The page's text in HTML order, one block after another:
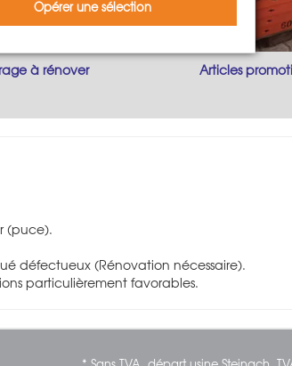
à rénover Articles
(puce).
défectueux (Rénovation nécessaire).
particulièrement favorables.
Opérer une sélection